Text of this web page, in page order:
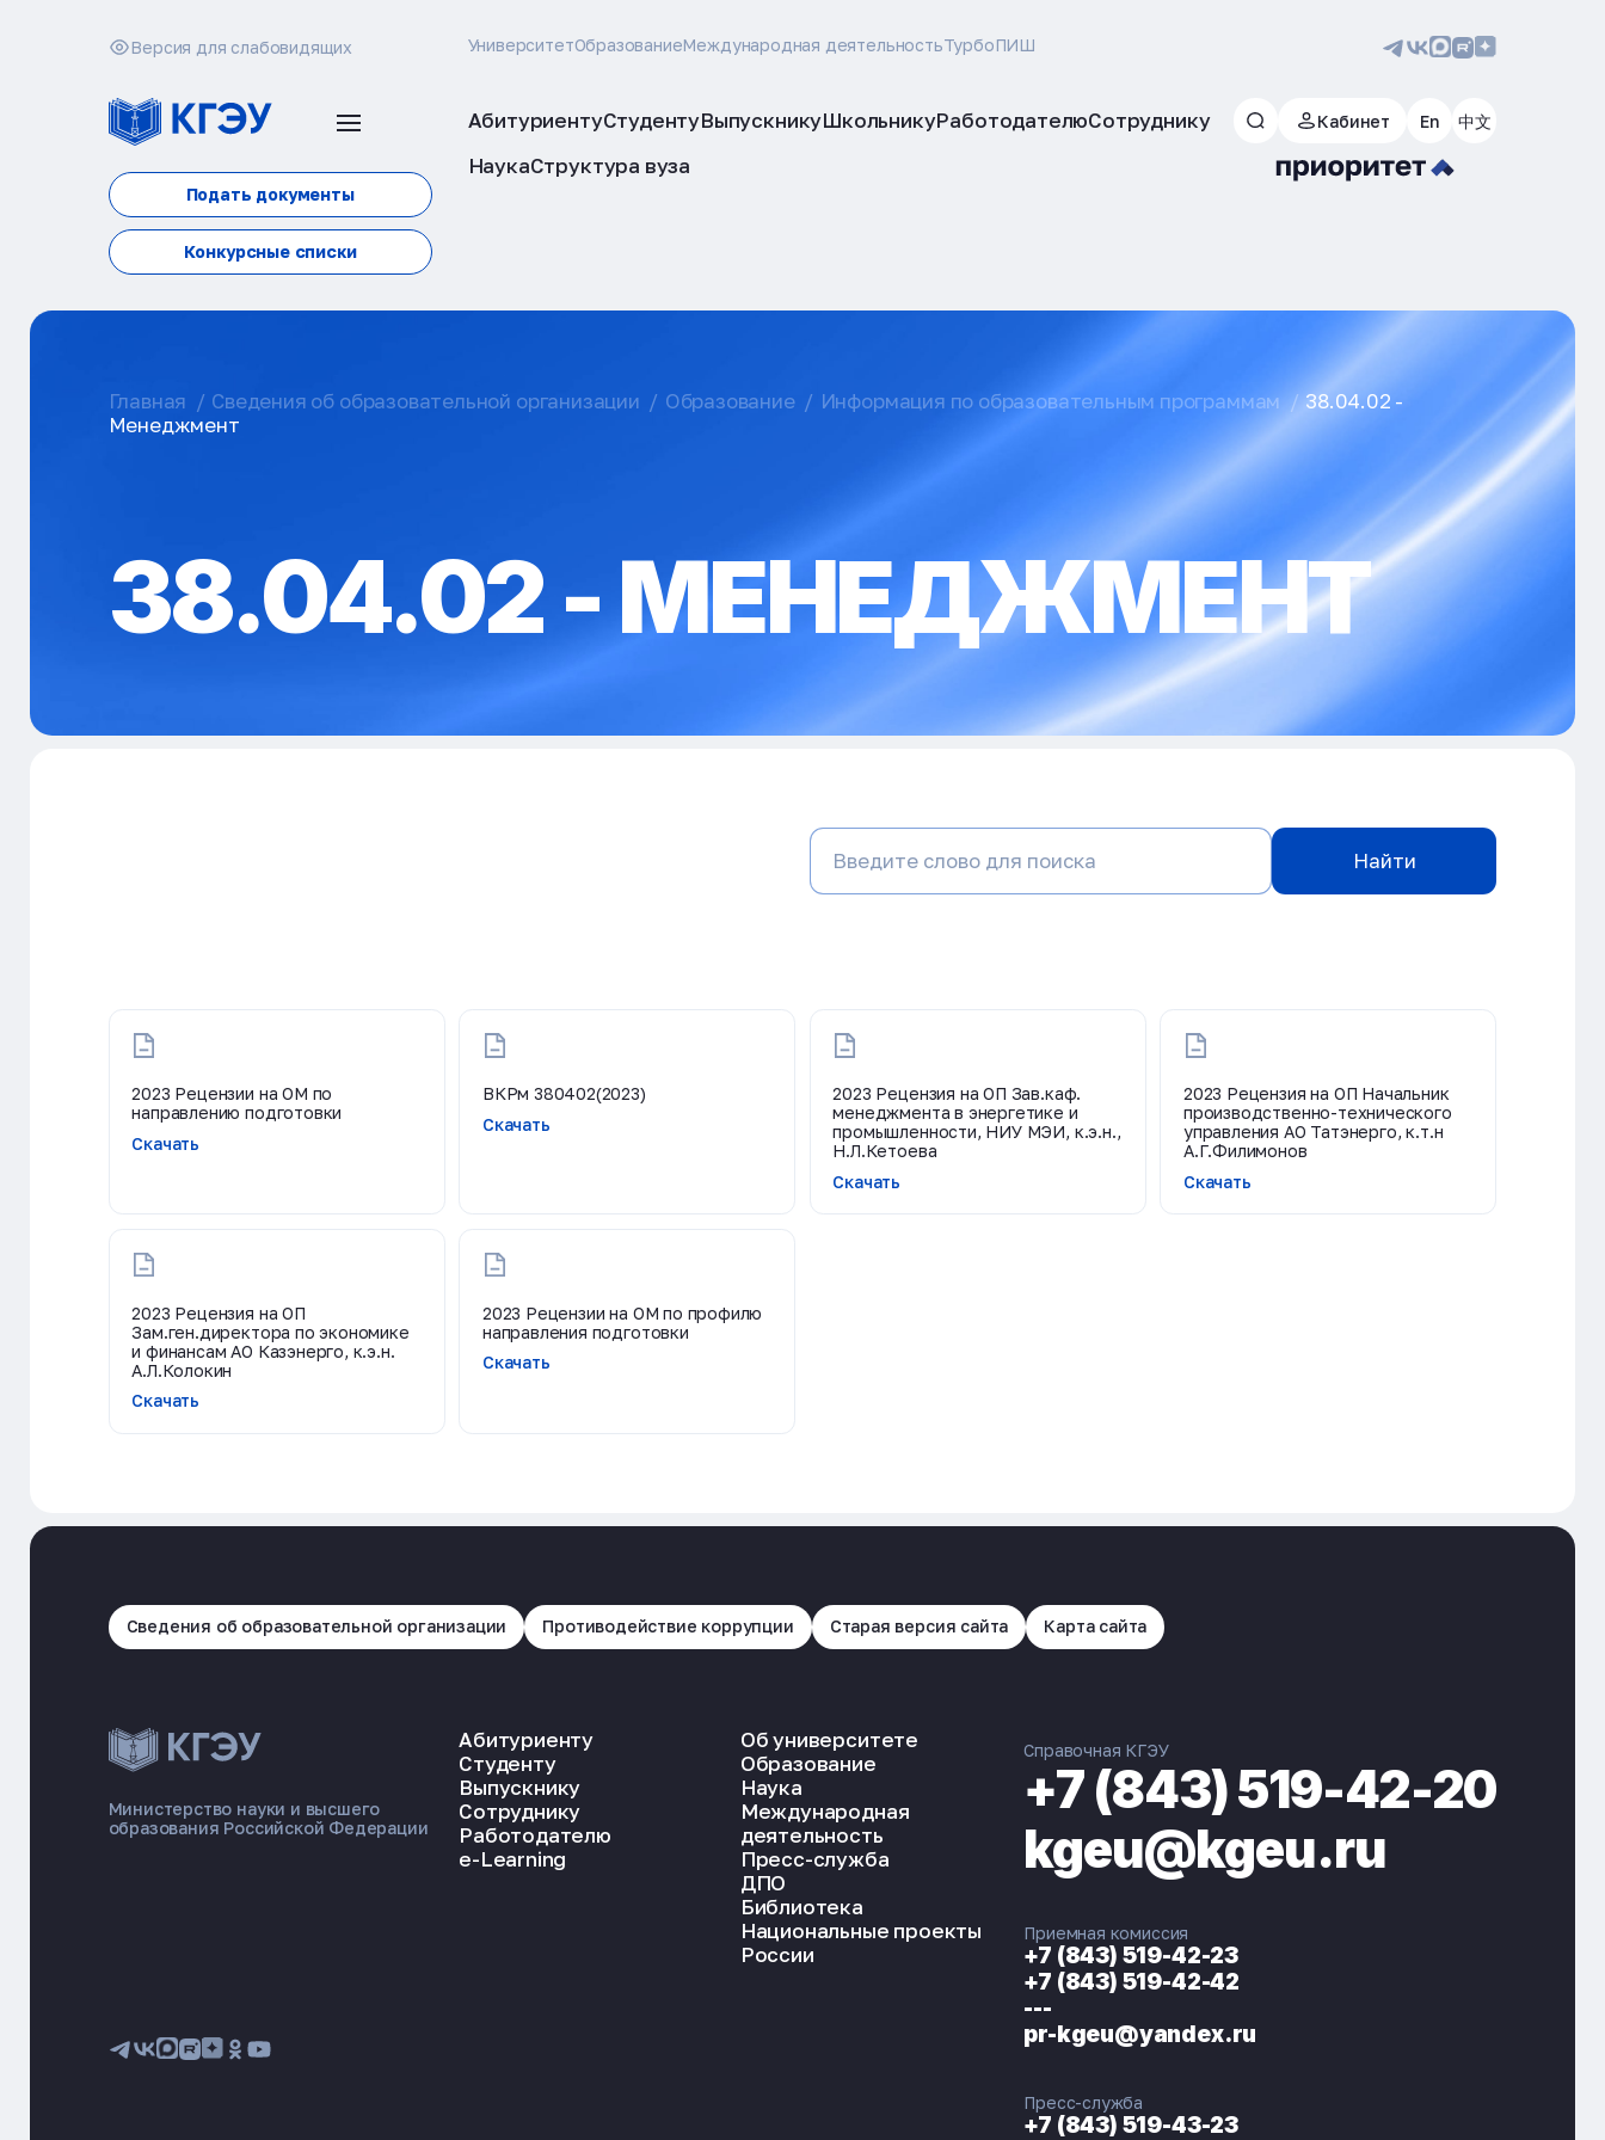
Версия для слабовидящих УниверситетОбразованиеМеждународная деятельностьТурбоПИШ
Подать документы
Конкурсные списки
АбитуриентуСтудентуВыпускникуШкольникуРаботодателюСотруднику
НаукаСтруктура вуза
Кабинет En 中文
ЭНЕРГОКОД — ПОМОЩНИК КГЭУ
Главная Сведения об образовательной организации Образование Информация по образовательным программам
38.04.02 -
Менеджмент
38.04.02 - МЕНЕДЖМЕНТ
Найти
2023 Рецензии на ОМ по
направлению подготовки
Скачать
ВКРм 380402(2023)
Скачать
2023 Рецензия на ОП Зав.каф.
менеджмента в энергетике и
промышленности, НИУ МЭИ, к.э.н.,
Н.Л.Кетоева
Скачать
2023 Рецензия на ОП Начальник
производственно-технического
управления АО Татэнерго, к.т.н
А.Г.Филимонов
Скачать
2023 Рецензия на ОП
Зам.ген.директора по экономике
и финансам АО Казэнерго, к.э.н.
А.Л.Колокин
Скачать
2023 Рецензии на ОМ по профилю
направления подготовки
Скачать
Сведения об образовательной организации Противодействие коррупции Старая версия сайта Карта сайта
Министерство науки и высшего
образования Российской Федерации
Абитуриенту
Студенту
Выпускнику
Сотруднику
Работодателю
e-Learning
Об университете
Образование
Наука
Международная
деятельность
Пресс-служба
ДПО
Библиотека
Национальные проекты
России
Справочная КГЭУ
+7 (843) 519-42-20
kgeu@kgeu.ru
Приемная комиссия
+7 (843) 519-42-23
+7 (843) 519-42-42
---
pr-kgeu@yandex.ru
Пресс-служба
+7 (843) 519-43-23